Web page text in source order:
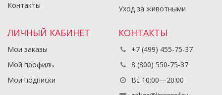
Контакты
Уход за животными
ЛИЧНЫЙ КАБИНЕТ
Мои заказы
Мой профиль
Мои подписки
КОНТАКТЫ
+7 (499) 455-75-37
8 (800) 550-75-37
Вс 10:00—20:00